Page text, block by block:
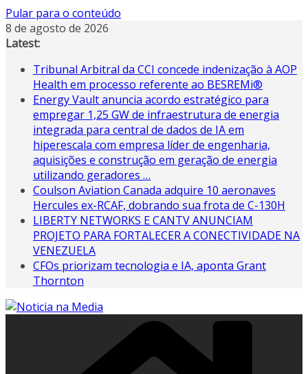
Pular para o conteúdo
8 de agosto de 2026
Latest:
Tribunal Arbitral da CCI concede indenização à AOP
Health em processo referente ao BESREMi®
Energy Vault anuncia acordo estratégico para
empregar 1,25 GW de infraestrutura de energia
integrada para central de dados de IA em
hiperescala com empresa líder de engenharia,
aquisições e construção em geração de energia
utilizando geradores …
Coulson Aviation Canada adquire 10 aeronaves
Hercules ex-RCAF, dobrando sua frota de C-130H
LIBERTY NETWORKS E CANTV ANUNCIAM
PROJETO PARA FORTALECER A CONECTIVIDADE NA
VENEZUELA
CFOs priorizam tecnologia e IA, aponta Grant
Thornton